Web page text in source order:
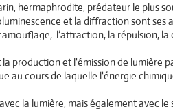
hermaphrodite, prédateur le plus
et la diffraction sont ses
l’attraction, la répulsion,
la production et l'émission de lumière
au cours de laquelle l'énergie
la lumière, mais également avec le